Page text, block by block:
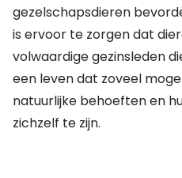
gezelschapsdieren
is ervoor te zorgen dat
volwaardige gezinsleden
een leven dat zoveel
natuurlijke behoeften en
zichzelf te zijn.